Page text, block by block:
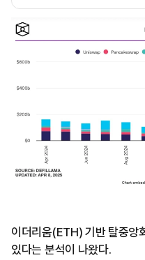
이더리움(ETH) 기반 탈중앙
있다는 분석이 나왔다.